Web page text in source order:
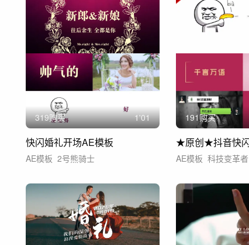
319购买 1'01
快闪婚礼开场AE模板
AE模板 2号熊骑士
191购买
AE模板 科技变革者